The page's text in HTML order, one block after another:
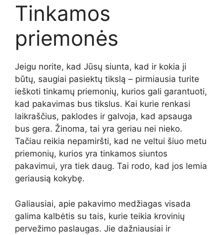
Tinkamos
priemonės
Jeigu norite, kad Jūsų siunta, kad ir kokia ji
būtų, saugiai pasiektų tikslą – pirmiausia turite
ieškoti tinkamų priemonių, kurios gali garantuoti,
kad pakavimas bus tikslus. Kai kurie renkasi
laikraščius, paklodes ir galvoja, kad apsauga
bus gera. Žinoma, tai yra geriau nei nieko.
Tačiau reikia nepamiršti, kad ne veltui šiuo metu
priemonių, kurios yra tinkamos siuntos
pakavimui, yra tiek daug. Tai rodo, kad jos lemia
geriausią kokybę.
Galiausiai, apie pakavimo medžiagas visada
galima kalbėtis su tais, kurie teikia krovinių
pervežimo paslaugas. Jie dažniausiai ir